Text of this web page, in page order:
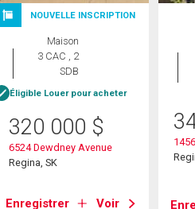
NOUVELLE INSCRIPTION
Maison
3 CAC , 2
SDB
Éligible Louer pour acheter
320 000 $
6524 Dewdney Avenue
Regina, SK
Enregistrer Voir